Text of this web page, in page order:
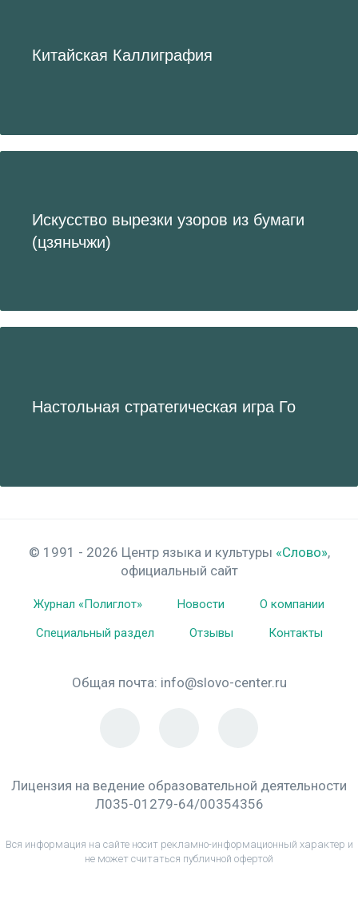
Китайская Каллиграфия
Искусство вырезки узоров из бумаги
(цзяньчжи)
Настольная стратегическая игра Го
© 1991 - 2026 Центр языка и культуры «Слово»,
официальный сайт
Журнал «Полиглот» Новости
О компании
Специальный раздел
Отзывы Контакты
Общая почта: info@slovo-center.ru
Лицензия на ведение образовательной деятельности
Л035-01279-64/00354356
Вся информация на сайте носит рекламно-информационный характер и
не может считаться публичной офертой